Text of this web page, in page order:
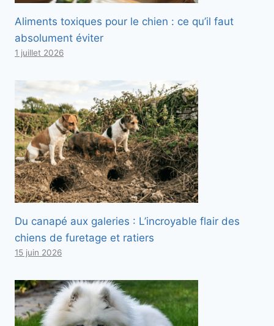
Aliments toxiques pour le chien : ce qu’il faut
absolument éviter
1 juillet 2026
Du canapé aux galeries : L’incroyable flair des
chiens de furetage et ratiers
15 juin 2026